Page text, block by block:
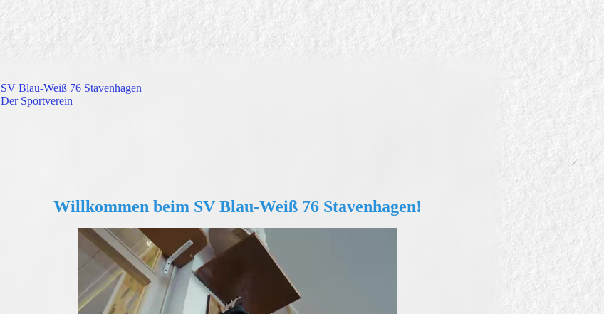
SV Blau-Weiß 76 Stavenhagen
Der Sportverein
Willkommen beim SV Blau-Weiß 76 Stavenhagen!